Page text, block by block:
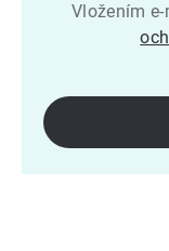
Vložením